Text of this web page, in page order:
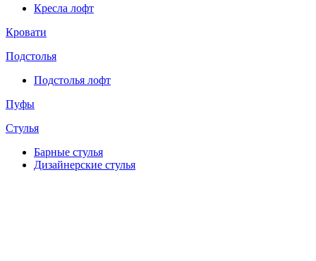
Кресла лофт
Кровати
Подстолья
Подстолья лофт
Пуфы
Стулья
Барные cтулья
Дизайнерские cтулья